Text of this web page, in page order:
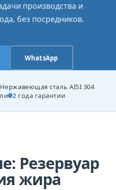
производства и
без посредников.
WhatsApp
Нержавеющая сталь AISI 304
2 года гарантии
Резервуар
жира